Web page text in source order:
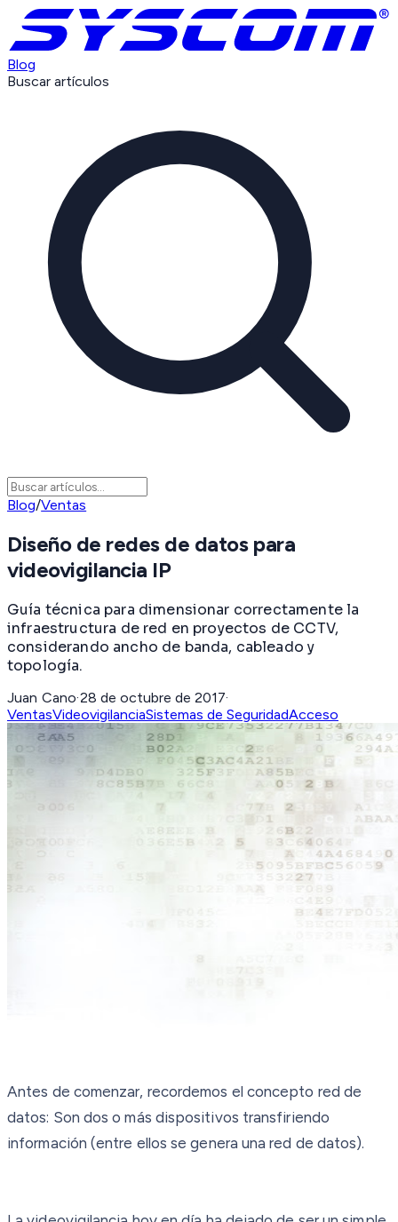
Blog
Buscar artículos
Blog/Ventas
Diseño de redes de datos para
videovigilancia IP
Guía técnica para dimensionar correctamente la
infraestructura de red en proyectos de CCTV,
considerando ancho de banda, cableado y
topología.
Juan Cano·28 de octubre de 2017·
VentasVideovigilanciaSistemas de SeguridadAcceso
Antes de comenzar, recordemos el concepto red de
datos: Son dos o más dispositivos transfiriendo
información (entre ellos se genera una red de datos).